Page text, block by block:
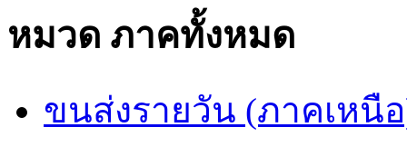
หมวด ภาคทั้งหมด
ขนส่งรายวัน (ภาคเหนื